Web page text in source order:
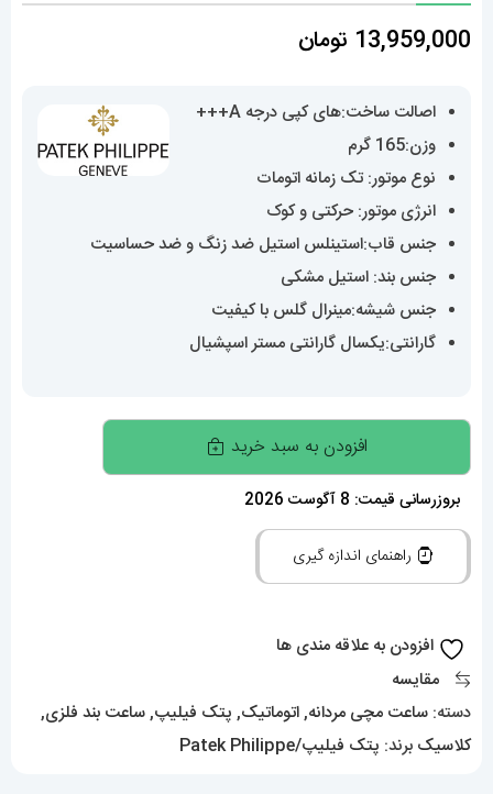
13,959,000 تومان
اصالت ساخت:های کپی درجه A+++
وزن:165 گرم
نوع موتور: تک زمانه اتومات
انرژی موتور: حرکتی و کوک
جنس قاب:استینلس استیل ضد زنگ و ضد حساسیت
جنس بند: استیل مشکی
جنس شیشه:مینرال گلس با کیفیت
گارانتی:یکسال گارانتی مستر اسپشیال
ساعت
مردانه
پتک
فیلیپ
ناتیلوس
صفحه
Philippe
افزودن به سبد خرید
بروزرسانی قیمت: 8 آگوست 2026
راهنمای اندازه گیری
افزودن به علاقه مندی ها
مقایسه
دسته: ساعت مچی مردانه,اتوماتیک, پتک فیلیپ,ساعت بند فلزی,
کلاسیک برند: پتک فیلیپ/Patek Philippe